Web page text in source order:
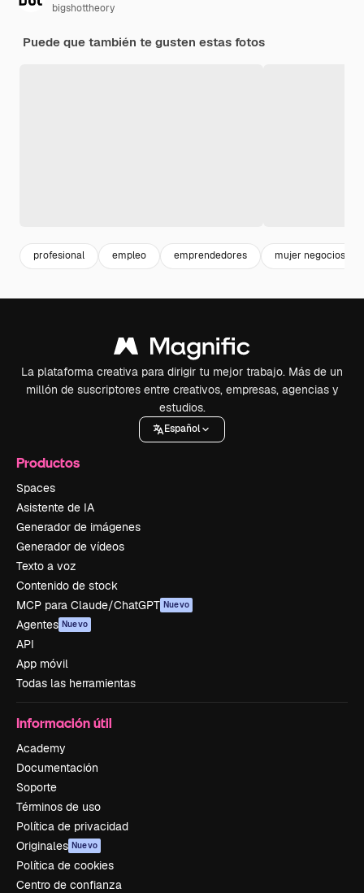
bigshottheory
Puede que también te gusten estas fotos
profesional empleo emprendedores mujer negocios
La plataforma creativa para dirigir tu mejor trabajo. Más de un
millón de suscriptores entre creativos, empresas, agencias y
estudios.
Español
Productos
Spaces
Asistente de IA
Generador de imágenes
Generador de vídeos
Texto a voz
Contenido de stock
MCP para Claude/ChatGPT Nuevo
Agentes Nuevo
API
App móvil
Todas las herramientas
Información útil
Academy
Documentación
Soporte
Términos de uso
Política de privacidad
Originales Nuevo
Política de cookies
Centro de confianza